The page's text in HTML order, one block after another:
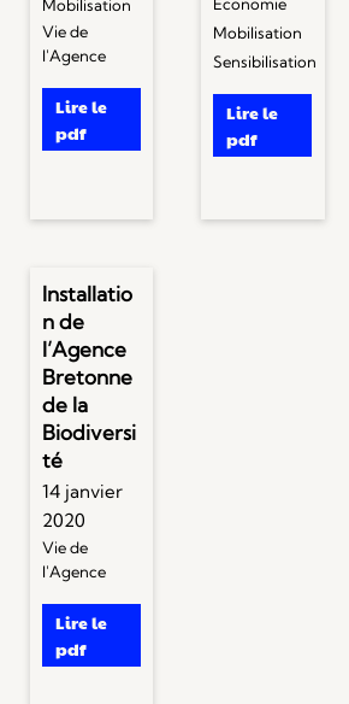
Mobilisation
Vie de
l'Agence
Lire le
pdf
Mobilisation
Sensibilisation
Lire le
pdf
Installatio
n de
l’Agence
Bretonne
de la
Biodiversi
té
14 janvier
2020
Vie de
l'Agence
Lire le
pdf